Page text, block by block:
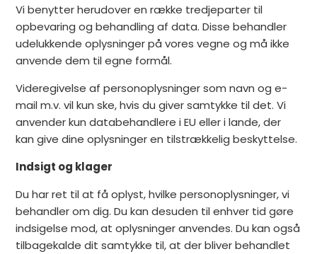
Vi benytter herudover en række tredjeparter til
opbevaring og behandling af data. Disse behandler
udelukkende oplysninger på vores vegne og må ikke
anvende dem til egne formål.
Videregivelse af personoplysninger som navn og e-
mail m.v. vil kun ske, hvis du giver samtykke til det. Vi
anvender kun databehandlere i EU eller i lande, der
kan give dine oplysninger en tilstrækkelig beskyttelse.
Indsigt og klager
Du har ret til at få oplyst, hvilke personoplysninger, vi
behandler om dig. Du kan desuden til enhver tid gøre
indsigelse mod, at oplysninger anvendes. Du kan også
tilbagekalde dit samtykke til, at der bliver behandlet